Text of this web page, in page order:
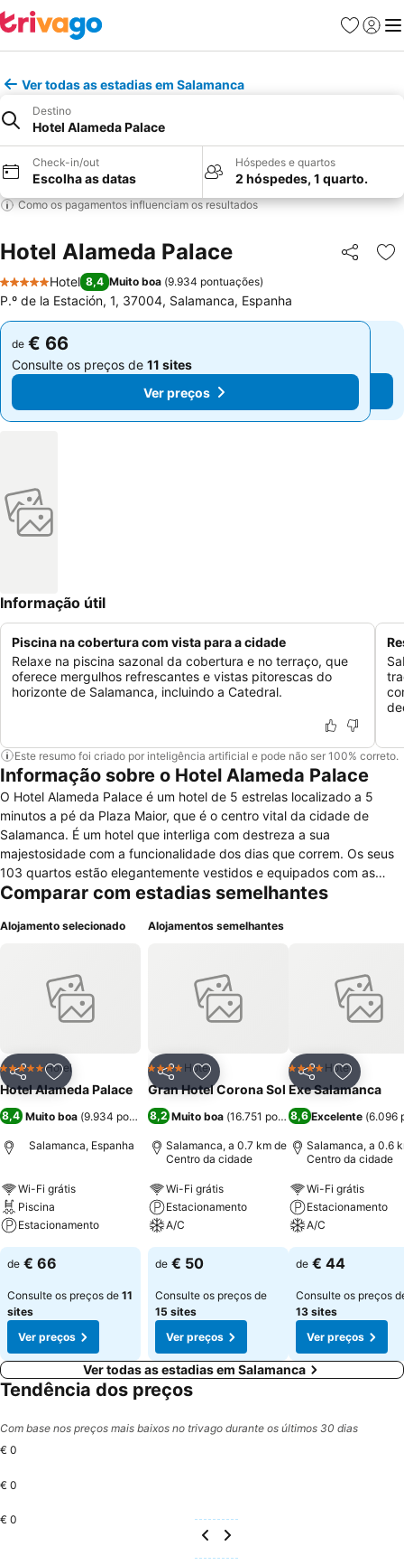
Favoritos
Iniciar
Ver todas as estadias em Salamanca
Destino
Hotel Alameda Palace
Check-in/out
Escolha as datas
Hóspedes e quartos
2 hóspedes, 1 quarto.
Como os pagamentos influenciam os resultados
Hotel Alameda Palace Partilhar
5 Estrelas
Hotel 8,4 Muito boa (9.934 pontuações)
P.º de la Estación, 1, 37004, Salamanca, Espanha
de € 66
Consulte os preços de 11 sites
Ver preços
de € 66
Consulte os preços de 11 sites
Ver preços
Informação útil
Piscina na cobertura com vista para a cidade
Relaxe na piscina sazonal da cobertura e no terraço, que
oferece mergulhos refrescantes e vistas pitorescas do
horizonte de Salamanca, incluindo a Catedral.
Este resumo foi criado por inteligência artificial e pode não ser 100% correto.
Informação sobre o Hotel Alameda Palace
O Hotel Alameda Palace é um hotel de 5 estrelas localizado a 5
minutos a pé da Plaza Maior, que é o centro vital da cidade de
Salamanca. É um hotel que interliga com destreza a sua
majestosidade com a funcionalidade dos dias que correm. Os seus
103 quartos estão elegantemente vestidos e equipados com as
mais modernas comodidades, sem descurar o requinte clássico da
banho completamente equipada e com coluna de hidromassagem,
reduzida. Nos seus cinco salões de festas de seus nomes Pompeya,
Murano, Venecia, Gaudí e Cielo del Palace, poder-se-ão realizar
luxuosas bodas e banquetes, mas também requintadas reuniões e
excursões à espera dos seus clientes, desde visitas guiadas à
cidade de Salamanca, a passeios e cruzeiros pelas arribas do
Douro, que proporcionarão uma estadia memorável!
Comparar com estadias semelhantes
Alojamento selecionado
PartilharAdicionar aos favoritos
5 EstrelasHotel
Hotel Alameda Palace
8,4 Muito boa (9.934 pontuações)
Salamanca, Espanha
Wi-Fi grátis
Piscina
Estacionamento
de € 66
Consulte os preços de 11
sites
Ver preços
Alojamentos semelhantes
PartilharAdicionar aos favoritos
4 EstrelasHotel
Gran Hotel Corona Sol
8,2 Muito boa (16.751 pontuações)
Salamanca, a 0.7 km de
Centro da cidade
Wi-Fi grátis
Estacionamento
A/C
de € 50
Consulte os preços de
15 sites
Ver preços
Partilhar
4 EstrelasHotel
Exe Salamanca
8,6 Excelente (6.096
Salamanca, a 0.6
Centro da cidade
Wi-Fi grátis
Estacionamento
A/C
de € 44
Consulte os preços
13 sites
Ver preços
Ver todas as estadias em Salamanca
Tendência dos preços
Com base nos preços mais baixos no trivago durante os últimos 30 dias
€ 0
€ 0
€ 0